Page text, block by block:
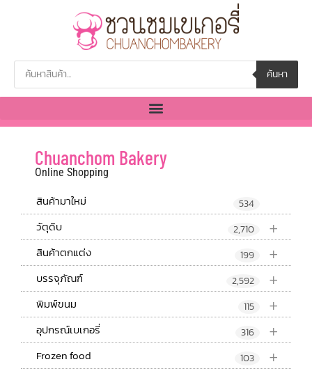
ค้นหา
Chuanchom Bakery
Online Shopping
สินค้ามาใหม่ 534
+
วัตุดิบ 2,710
+
สินค้าตกแต่ง 199
+
บรรจุภัณฑ์ 2,592
+
พิมพ์ขนม 115
+
อุปกรณ์เบเกอรี่ 316
+
Frozen food 103